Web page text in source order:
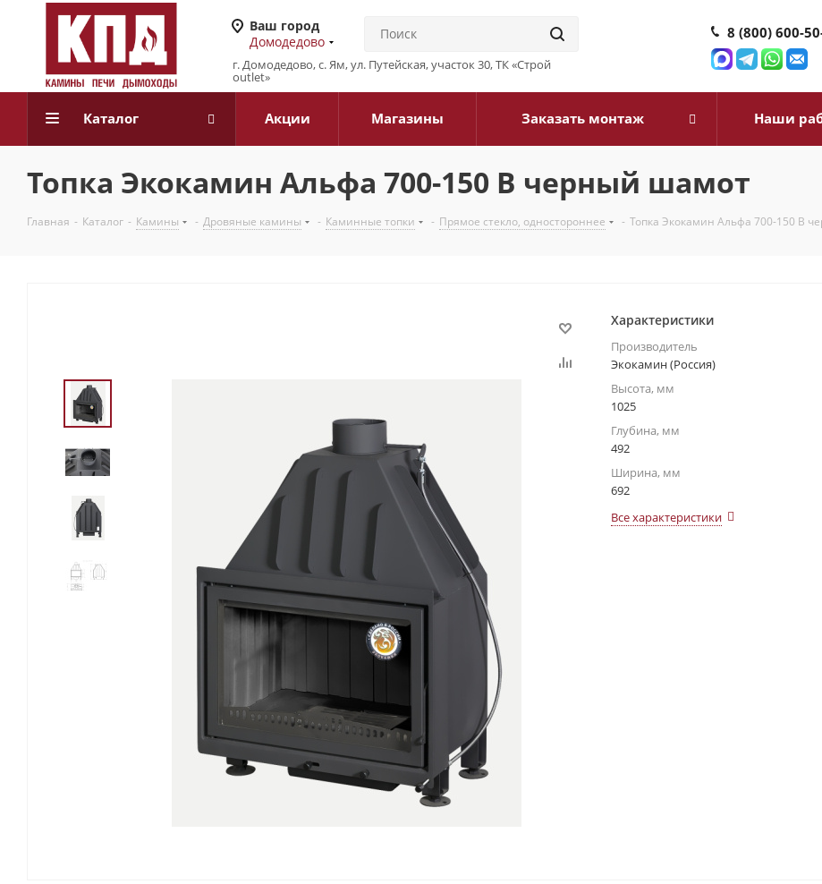
Ваш город
Домодедово
г. Домодедово, с. Ям, ул. Путейская, участок 30, ТК «Строй
outlet»
8 (800) 600-
Каталог Акции Магазины Заказать монтаж Наши
Топка Экокамин Альфа 700-150 В черный шамот
Главная - Каталог - Камины - Дровяные камины - Каминные топки - Прямое стекло, одностороннее - Топка Экокамин Альфа 700-150 В
Характеристики
Производитель
Экокамин (Россия)
Высота, мм
1025
Глубина, мм
492
Ширина, мм
692
Все характеристики